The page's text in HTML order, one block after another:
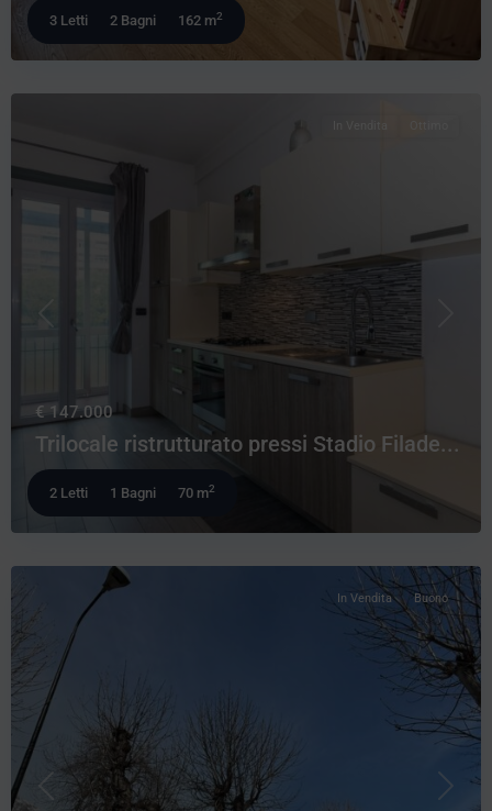
3 Letti 2 Bagni 162 m2
€ 147.000
Trilocale ristrutturato pressi Stadio Filade...
2 Letti 1 Bagni 70 m2
In Vendita Buono
Precedente